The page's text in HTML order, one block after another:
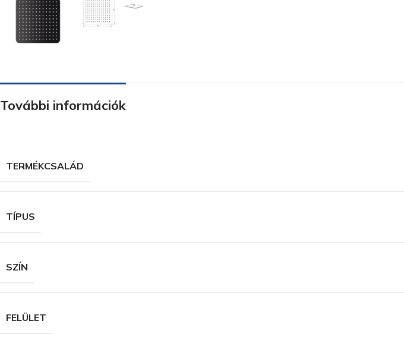
További információk
TERMÉKCSALÁD
TÍPUS
SZÍN
FELÜLET